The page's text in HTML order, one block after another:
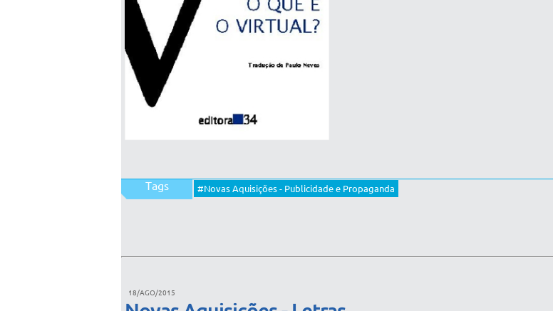
Tags #Novas Aquisições - Publicidade e Propaganda
18/AGO/2015